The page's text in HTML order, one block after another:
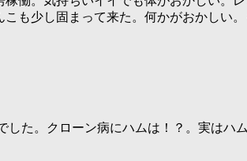
も少し固まって来た。何かがおかしい
た。クローン病にハムは！？。実はハ